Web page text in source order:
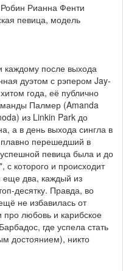
Рианна Фенти
певица, модель
каждому после выхода
дуэтом с рэпером Jay-
года, её публично
Палмер (Amanda
из Linkin Park до
а в день выхода сингла в
плавно перешедший в
певица была и до
с которого и происходит
еще два, каждый из
десятку. Правда, во
не избавилась от
про любовь и карибское
где успела стать
достоянием), никто